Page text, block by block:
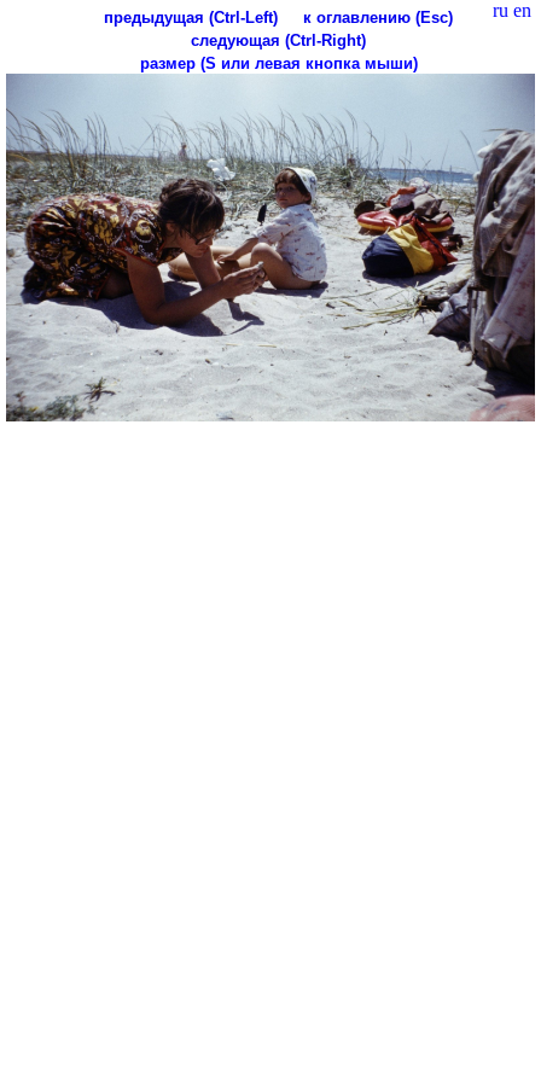
ru en
предыдущая (Ctrl-Left)
к оглавлению (Esc)
следующая (Ctrl-Right)
размер (S или левая кнопка мыши)